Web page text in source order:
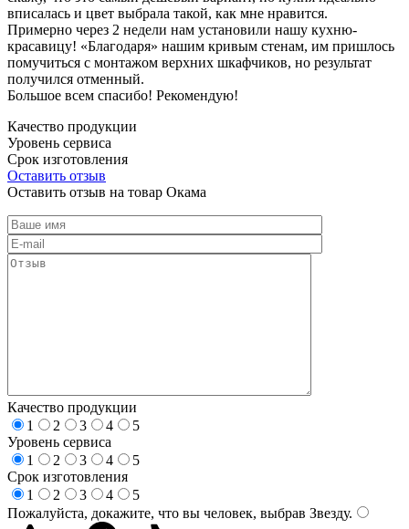
вписалась и цвет выбрала такой, как мне нравится.
Примерно через 2 недели нам установили нашу кухню-
красавицу! «Благодаря» нашим кривым стенам, им пришлось
помучиться с монтажом верхних шкафчиков, но результат
получился отменный.
Большое всем спасибо! Рекомендую!
Качество продукции
Уровень сервиса
Срок изготовления
Оставить отзыв
Оставить отзыв на товар Окама
Качество продукции
1
2 3 4
5
Уровень сервиса
1
2 3 4
5
Срок изготовления
1
2 3 4
5
Пожалуйста, докажите, что вы человек, выбрав Звезду.